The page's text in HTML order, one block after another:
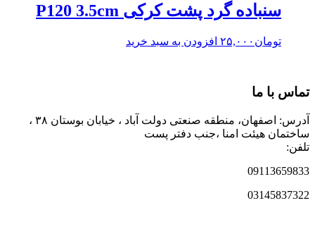
سنباده گرد پشت کرکی P120 3.5cm
تومان ۲۵,۰۰۰ افزودن به سبد خرید
تماس با ما
آدرس: اصفهان، منطقه صنعتی دولت آباد ، خیابان بوستان ۳۸ ،
ساختمان هیئت امنا ،جنب دفتر پست
تلفن:
09113659833
03145837322